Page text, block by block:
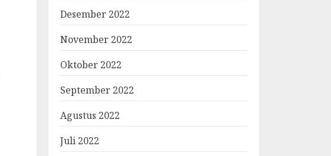
Desember 2022
November 2022
Oktober 2022
September 2022
Agustus 2022
Juli 2022